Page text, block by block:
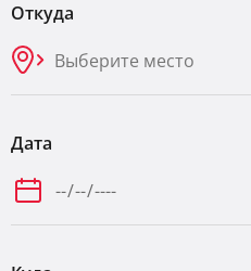
Откуда
Дата